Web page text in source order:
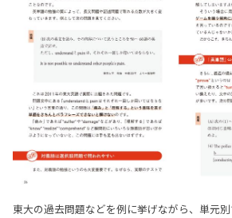
東大の過去問題などを例に挙げながら、単元